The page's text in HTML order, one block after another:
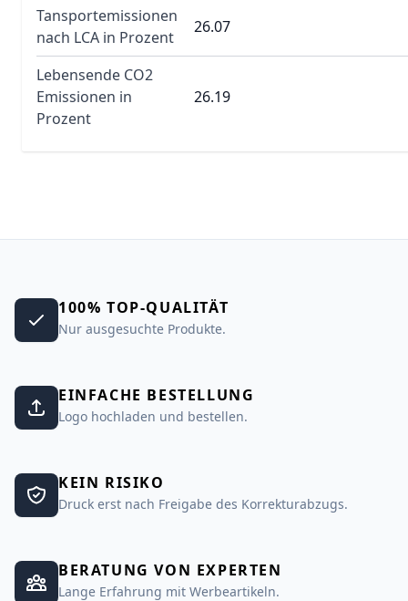
Tansportemissionen
nach LCA in Prozent
26.07
Lebensende CO2
Emissionen in
Prozent
26.19
100% TOP-QUALITÄT
Nur ausgesuchte Produkte.
EINFACHE BESTELLUNG
Logo hochladen und bestellen.
KEIN RISIKO
Druck erst nach Freigabe des Korrekturabzugs.
BERATUNG VON EXPERTEN
Lange Erfahrung mit Werbeartikeln.